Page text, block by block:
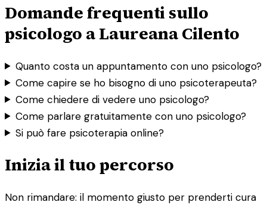
Domande frequenti sullo
psicologo a Laureana Cilento
Quanto costa un appuntamento con uno psicologo?
Come capire se ho bisogno di uno psicoterapeuta?
Come chiedere di vedere uno psicologo?
Come parlare gratuitamente con uno psicologo?
Si può fare psicoterapia online?
Inizia il tuo percorso
Non rimandare: il momento giusto per prenderti cura